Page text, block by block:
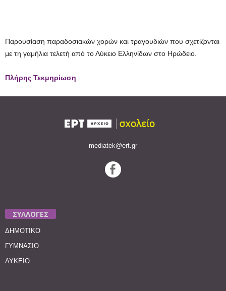
Παρουσίαση παραδοσιακών χορών και τραγουδιών που σχετίζονται
με τη γαμήλια τελετή από το Λύκειο Ελληνίδων στο Ηρώδειο.
Πλήρης Τεκμηρίωση
mediatek@ert.gr
ΣΥΛΛΟΓΕΣ
ΔΗΜΟΤΙΚΟ
ΓΥΜΝΑΣΙΟ
ΛΥΚΕΙΟ